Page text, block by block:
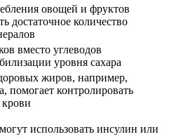
овощей и фруктов
достаточное количество
вместо углеводов
уровня сахара
жиров, например,
помогает контролировать
крови
использовать инсулин или